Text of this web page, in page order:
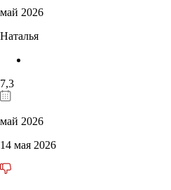
май 2026
Наталья
7,3
май 2026
14 мая 2026